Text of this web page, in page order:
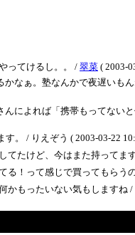
ってけるし。。 / 翠菜 ( 2003-
なぁ。塾なんかで夜遅い
によれば「携帯もってない
。 / りえぞう ( 2003-03-22
てたけど、今はまた持ってま
る！って感じで買ってもらう
かもったいない気もしますね /